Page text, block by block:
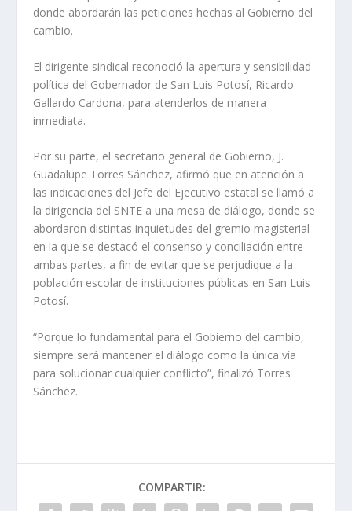
donde abordarán las peticiones hechas al Gobierno del
cambio.
El dirigente sindical reconoció la apertura y sensibilidad
política del Gobernador de San Luis Potosí, Ricardo
Gallardo Cardona, para atenderlos de manera
inmediata.
Por su parte, el secretario general de Gobierno, J.
Guadalupe Torres Sánchez, afirmó que en atención a
las indicaciones del Jefe del Ejecutivo estatal se llamó a
la dirigencia del SNTE a una mesa de diálogo, donde se
abordaron distintas inquietudes del gremio magisterial
en la que se destacó el consenso y conciliación entre
ambas partes, a fin de evitar que se perjudique a la
población escolar de instituciones públicas en San Luis
Potosí.
“Porque lo fundamental para el Gobierno del cambio,
siempre será mantener el diálogo como la única vía
para solucionar cualquier conflicto”, finalizó Torres
Sánchez.
COMPARTIR: